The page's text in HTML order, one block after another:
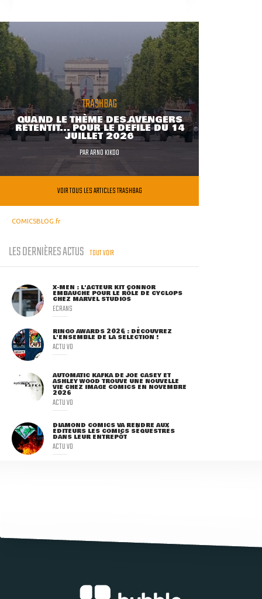
TRASHBAG
QUAND LE THÈME DES AVENGERS
RETENTIT... POUR LE DÉFILÉ DU 14
JUILLET 2026
PARARNO KIKOO
VOIR TOUS LES ARTICLES TRASHBAG
COMICSBLOG.fr
LES DERNIÈRES ACTUS TOUT VOIR
X-MEN : L'ACTEUR KIT CONNOR
EMBAUCHÉ POUR LE RÔLE DE CYCLOPS
CHEZ MARVEL STUDIOS
ECRANS
RINGO AWARDS 2026 : DÉCOUVREZ
L'ENSEMBLE DE LA SÉLECTION !
ACTU VO
AUTOMATIC KAFKA DE JOE CASEY ET
ASHLEY WOOD TROUVE UNE NOUVELLE
VIE CHEZ IMAGE COMICS EN NOVEMBRE
2026
ACTU VO
DIAMOND COMICS VA RENDRE AUX
ÉDITEURS LES COMICS SÉQUESTRÉS
DANS LEUR ENTREPÔT
ACTU VO